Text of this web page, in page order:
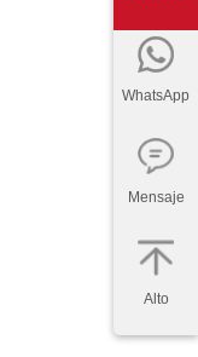
WhatsApp
Mensaje
Alto